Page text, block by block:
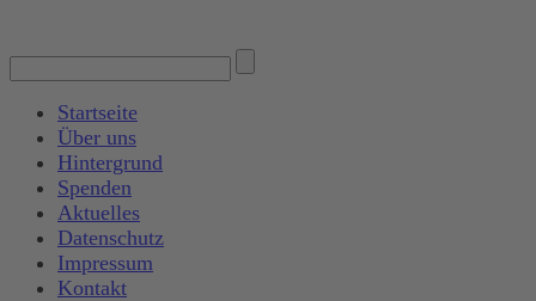
Startseite
Über uns
Hintergrund
Spenden
Aktuelles
Datenschutz
Impressum
Kontakt